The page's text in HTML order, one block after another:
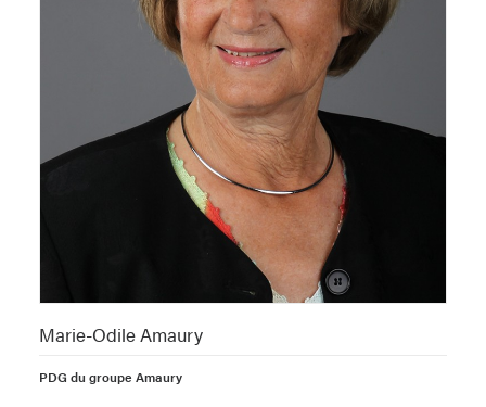
Marie-Odile Amaury
PDG du groupe Amaury